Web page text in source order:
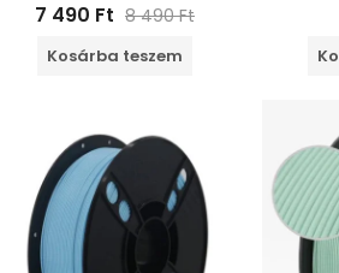
7 490 Ft 8 490Ft
Kosárba teszem